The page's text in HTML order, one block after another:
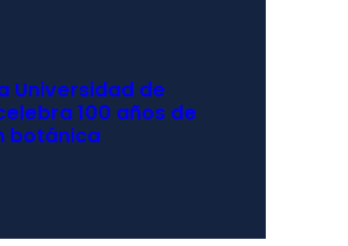
Universidad de
100 años de
botánica